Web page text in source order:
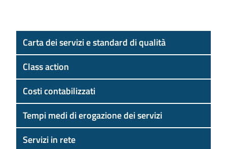
Carta dei servizi e standard di qualità
Class action
Costi contabilizzati
Tempi medi di erogazione dei servizi
Servizi in rete